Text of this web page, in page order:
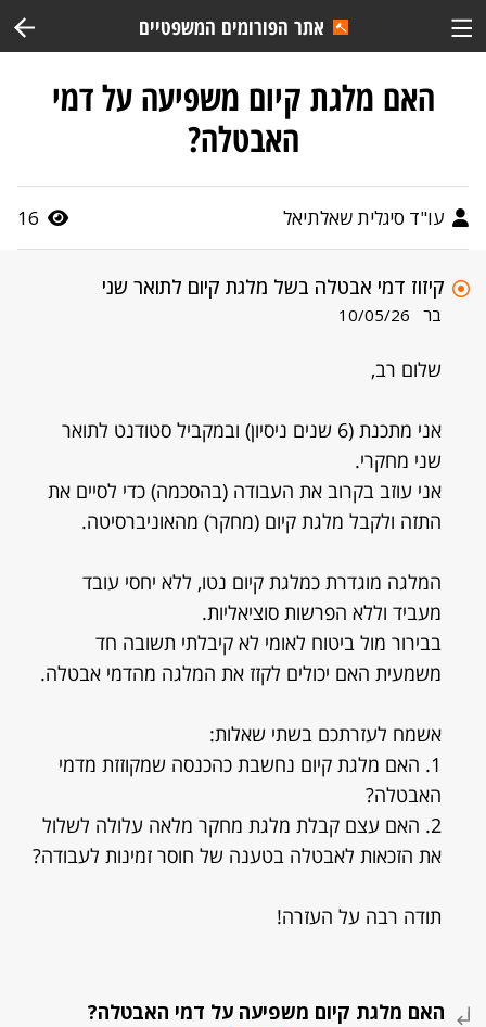
אתר הפורומים המשפטיים
האם מלגת קיום משפיעה על דמי
האבטלה?
עו"ד סיגלית שאלתיאל 16
קיזוז דמי אבטלה בשל מלגת קיום לתואר שני
בר 10/05/26
שלום רב,
אני מתכנת (6 שנים ניסיון) ובמקביל סטודנט לתואר
שני מחקרי.
אני עוזב בקרוב את העבודה (בהסכמה) כדי לסיים את
התזה ולקבל מלגת קיום (מחקר) מהאוניברסיטה.
המלגה מוגדרת כמלגת קיום נטו, ללא יחסי עובד
מעביד וללא הפרשות סוציאליות.
בבירור מול ביטוח לאומי לא קיבלתי תשובה חד
משמעית האם יכולים לקזז את המלגה מהדמי אבטלה.
אשמח לעזרתכם בשתי שאלות:
1. האם מלגת קיום נחשבת כהכנסה שמקוזזת מדמי
האבטלה?
2. האם עצם קבלת מלגת מחקר מלאה עלולה לשלול
את הזכאות לאבטלה בטענה של חוסר זמינות לעבודה?
תודה רבה על העזרה!
האם מלגת קיום משפיעה על דמי האבטלה?